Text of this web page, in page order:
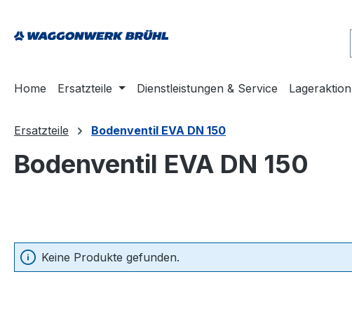
Home Ersatzteile Dienstleistungen & Service Lageraktion
Ersatzteile Bodenventil EVA DN 150
Bodenventil EVA DN 150
Keine Produkte gefunden.